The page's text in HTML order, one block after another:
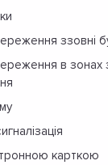
ззовні
в зонах
карткою